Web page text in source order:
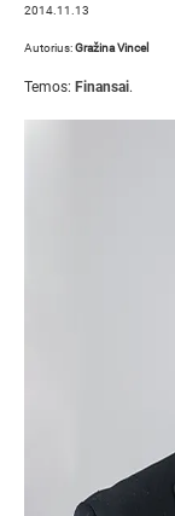
2014.11.13
Autorius:Gražina Vincel
Temos: Finansai.